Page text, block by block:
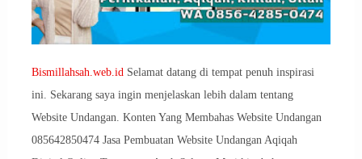
Bismillahsah.web.idSelamat datang di tempat penuh inspirasi
ini. Sekarang saya ingin menjelaskan lebih dalam tentang
Website Undangan. Konten Yang Membahas Website Undangan
085642850474 Jasa Pembuatan Website Undangan Aqiqah